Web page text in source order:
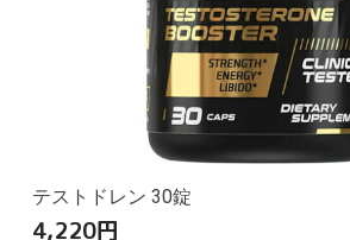
テストドレン 30錠
4,220円